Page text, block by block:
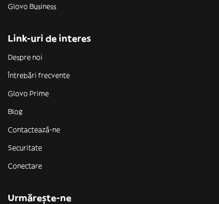
Glovo Business
Link-uri de interes
Despre noi
Întrebări frecvente
Glovo Prime
Blog
Contactează-ne
Securitate
Conectare
Urmărește-ne